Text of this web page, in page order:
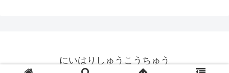
にいはりしゅうこうちゅう